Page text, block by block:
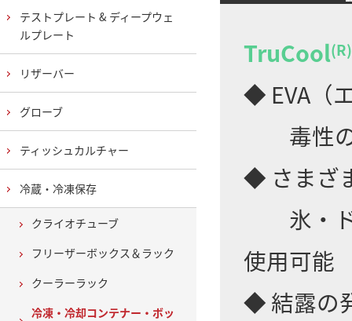
TruCool(R)
◆ EVA（
毒性の
◆ さまざ
氷・ド
使用可能
◆ 結露の
テストプレート & ディープウェ
ルプレート
リザーバー
グローブ
ティッシュカルチャー
冷蔵・冷凍保存
クライオチューブ
フリーザーボックス＆ラック
クーラーラック
冷凍・冷却コンテナー・ボッ